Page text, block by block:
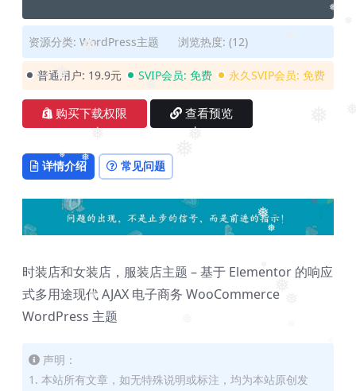
❅
❅ ❅
❅
❅
❅
❅
❅
❅
❅
❅
资源分类: WordPress主题 浏览热度: (12)
普通用户: 19.9元 SVIP会员: 免费 永久SVIP会员: 免费
购买下载权限 查看预览
详情介绍 常见问题
时装店和女装店，服装店主题 – 基于 Elementor 的响应
式多用途现代 AJAX 电子商务 WooCommerce
WordPress 主题
声明：
1. 本站所有文章，如无特殊说明或标注，均为本站原创发